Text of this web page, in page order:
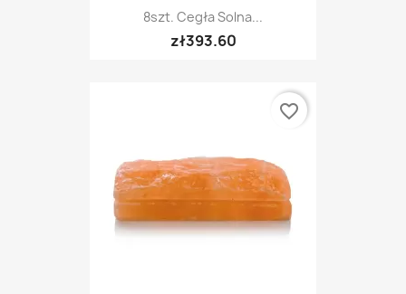
8szt. Cegła Solna...
zł393.60
favorite_border